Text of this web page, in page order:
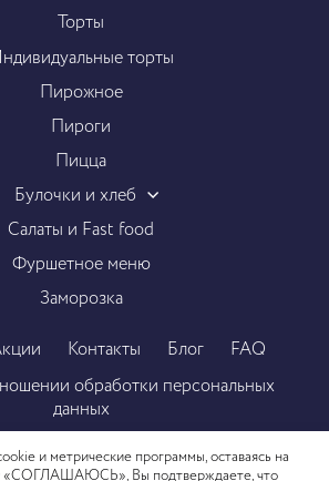
Торты
торты
Пирожное
Пироги
Пицца
Булочки и хлеб
Салаты и Fast food
Фуршетное меню
Заморозка
Контакты Блог
FAQ
обработки персональных
данных
соглашение
и метрические программы, оставаясь на
«СОГЛАШАЮСЬ», Вы подтверждаете, что